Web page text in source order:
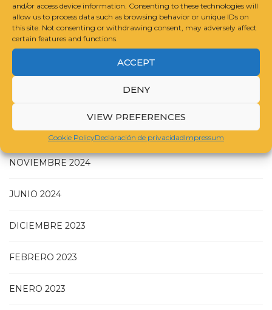
and/or access device information. Consenting to these technologies will
allow us to process data such as browsing behavior or unique IDs on
this site. Not consenting or withdrawing consent, may adversely affect
certain features and functions.
ACCEPT
DENY
VIEW PREFERENCES
Cookie PolicyDeclaración de privacidadImpressum
GUIDELINES FOR COMPILING A CATALOGUE RAISONNÉ
JULIO 2025
MAYO 2025
NOVIEMBRE 2024
JUNIO 2024
DICIEMBRE 2023
FEBRERO 2023
ENERO 2023